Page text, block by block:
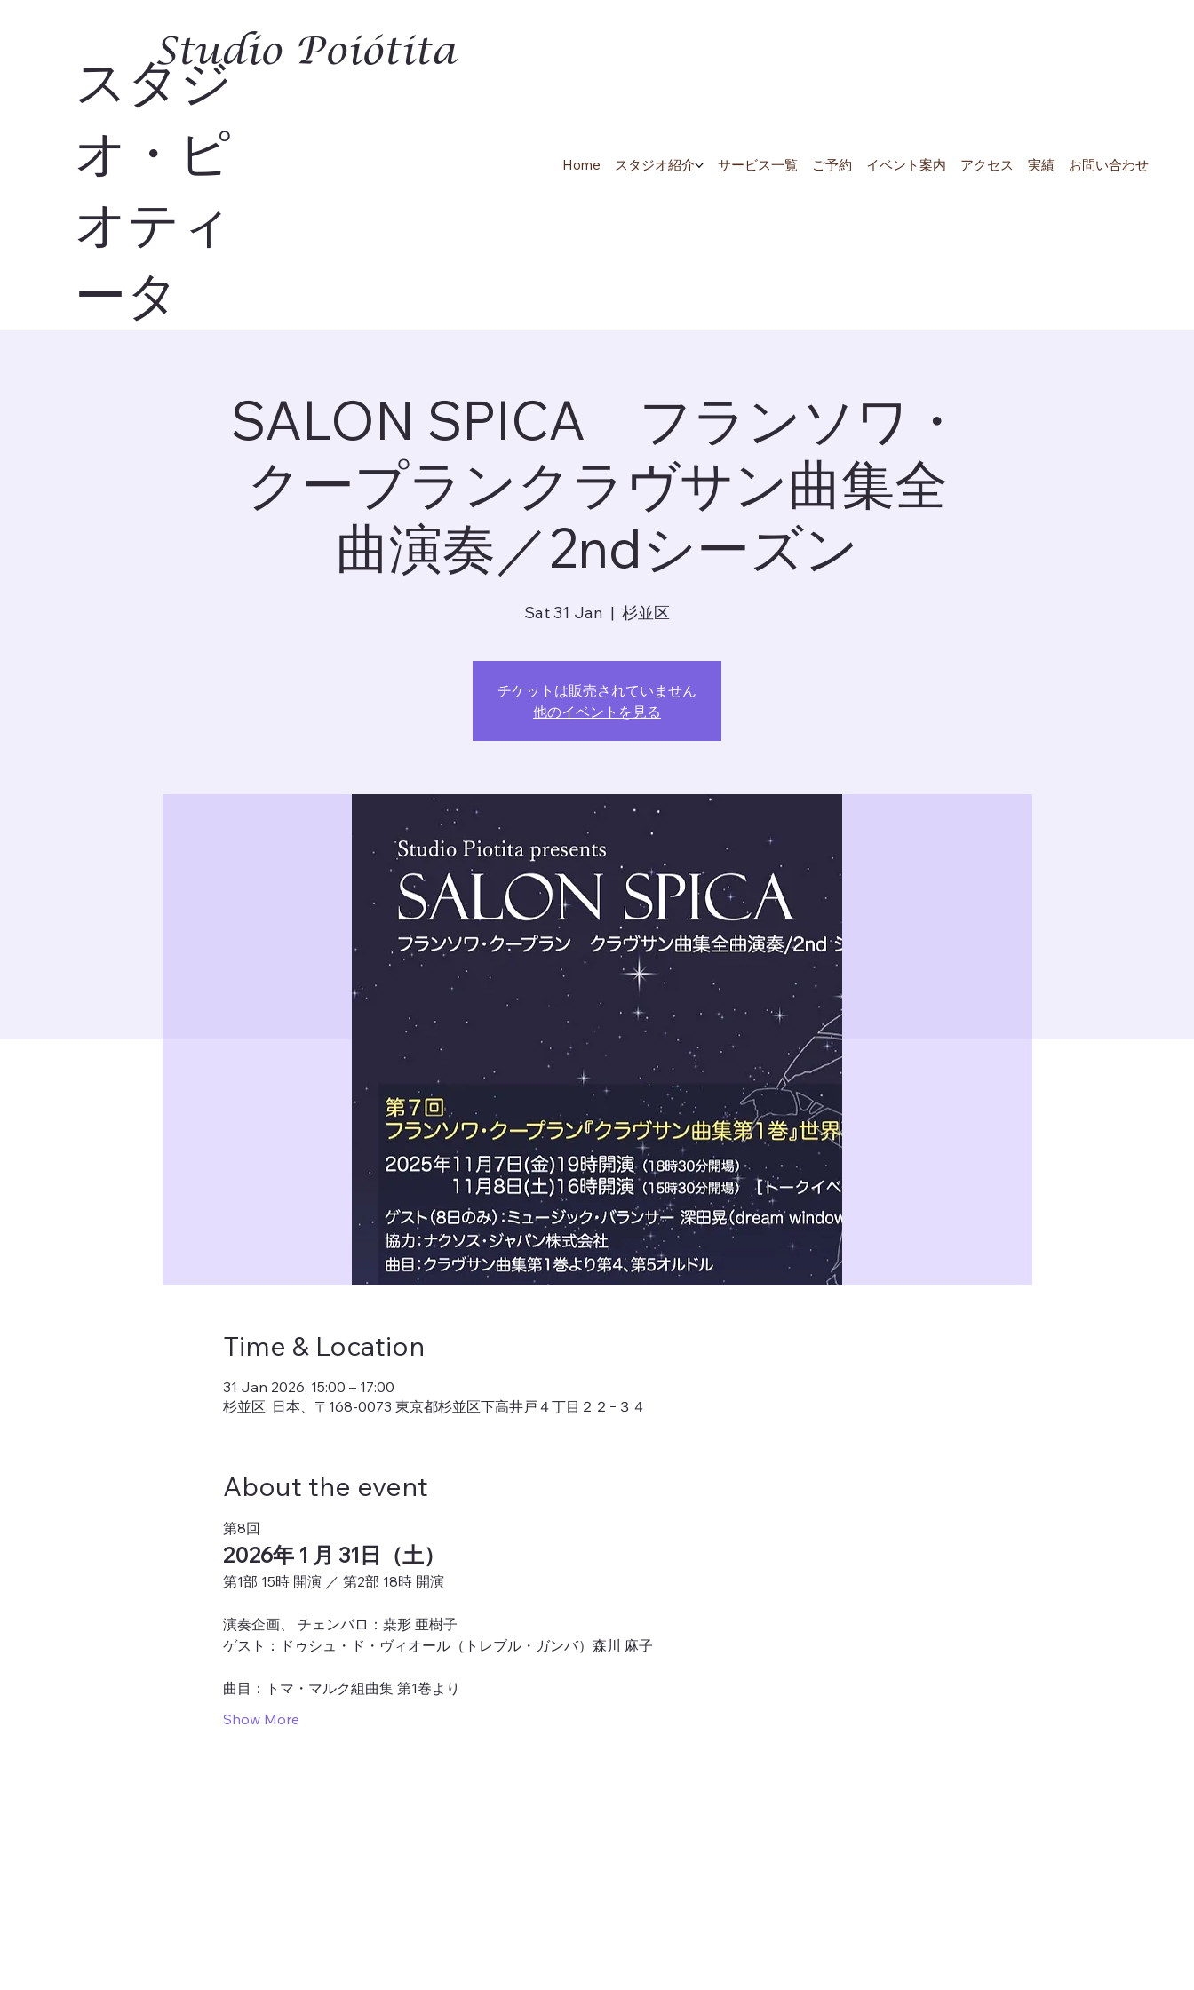
スタジ
オ・ピ
オティ
ータ
Home スタジオ紹介 サービス一覧 ご予約 イベント案内 アクセス 実績 お問い合わせ
Studio Poiótita
SALON SPICA フランソワ・
クープランクラヴサン曲集全
曲演奏／2ndシーズン
Sat 31 Jan
  |
杉並区
チケットは販売されていません
他のイベントを見る
Time & Location
31 Jan 2026, 15:00 – 17:00
杉並区, 日本、〒168-0073 東京都杉並区下高井戸４丁目２２−３４
About the event
第8回
2026年 1 月 31日（土）
第1部 15時 開演 ／ 第2部 18時 開演
演奏企画、 チェンバロ：桒形 亜樹子
ゲスト：ドゥシュ・ド・ヴィオール（トレブル・ガンバ）森川 麻子
曲目：トマ・マルク組曲集 第1巻より
Show More